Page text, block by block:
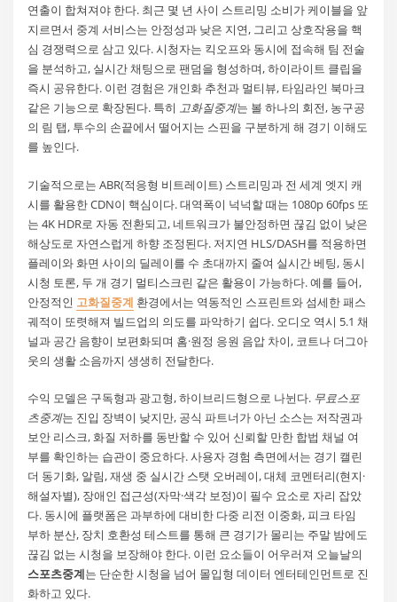
연출이 합쳐져야 한다. 최근 몇 년 사이 스트리밍 소비가 케이블을 앞
지르면서 중계 서비스는 안정성과 낮은 지연, 그리고 상호작용을 핵
심 경쟁력으로 삼고 있다. 시청자는 킥오프와 동시에 접속해 팀 전술
을 분석하고, 실시간 채팅으로 팬덤을 형성하며, 하이라이트 클립을
즉시 공유한다. 이런 경험은 개인화 추천과 멀티뷰, 타임라인 북마크
같은 기능으로 확장된다. 특히 고화질중계는 볼 하나의 회전, 농구공
의 림 탭, 투수의 손끝에서 떨어지는 스핀을 구분하게 해 경기 이해도
를 높인다.
기술적으로는 ABR(적응형 비트레이트) 스트리밍과 전 세계 엣지 캐
시를 활용한 CDN이 핵심이다. 대역폭이 넉넉할 때는 1080p 60fps 또
는 4K HDR로 자동 전환되고, 네트워크가 불안정하면 끊김 없이 낮은
해상도로 자연스럽게 하향 조정된다. 저지연 HLS/DASH를 적용하면
플레이와 화면 사이의 딜레이를 수 초대까지 줄여 실시간 베팅, 동시
시청 토론, 두 개 경기 멀티스크린 같은 활용이 가능하다. 예를 들어,
안정적인 고화질중계 환경에서는 역동적인 스프린트와 섬세한 패스
궤적이 또렷해져 빌드업의 의도를 파악하기 쉽다. 오디오 역시 5.1 채
널과 공간 음향이 보편화되며 홈·원정 응원 음압 차이, 코트나 더그아
웃의 생활 소음까지 생생히 전달한다.
수익 모델은 구독형과 광고형, 하이브리드형으로 나뉜다. 무료스포
츠중계는 진입 장벽이 낮지만, 공식 파트너가 아닌 소스는 저작권과
보안 리스크, 화질 저하를 동반할 수 있어 신뢰할 만한 합법 채널 여
부를 확인하는 습관이 중요하다. 사용자 경험 측면에서는 경기 캘린
더 동기화, 알림, 재생 중 실시간 스탯 오버레이, 대체 코멘터리(현지·
해설자별), 장애인 접근성(자막·색각 보정)이 필수 요소로 자리 잡았
다. 동시에 플랫폼은 과부하에 대비한 다중 리전 이중화, 피크 타임
부하 분산, 장치 호환성 테스트를 통해 큰 경기가 몰리는 주말 밤에도
끊김 없는 시청을 보장해야 한다. 이런 요소들이 어우러져 오늘날의
스포츠중계는 단순한 시청을 넘어 몰입형 데이터 엔터테인먼트로 진
화하고 있다.